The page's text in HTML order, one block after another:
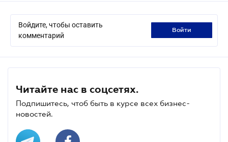
Войдите, чтобы оставить
комментарий
войти
Читайте нас в соцсетях.
Подпишитесь, чтоб быть в курсе всех бизнес-
новостей.